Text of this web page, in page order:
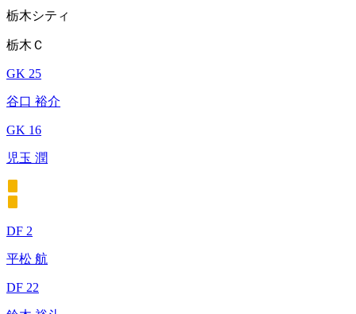
栃木シティ
栃木Ｃ
GK 25
谷口 裕介
GK 16
児玉 潤
DF 2
平松 航
DF 22